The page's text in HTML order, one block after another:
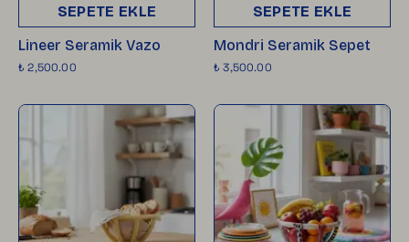
SEPETE EKLE
Lineer Seramik Vazo
₺ 2,500.00
SEPETE EKLE
Mondri Seramik Sepet
₺ 3,500.00